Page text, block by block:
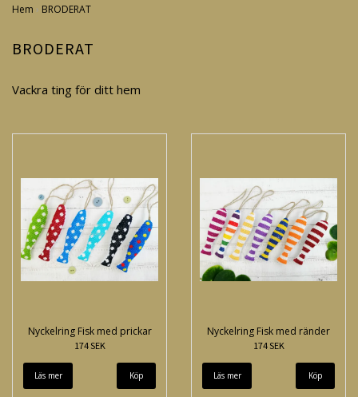
Hem › BRODERAT
BRODERAT
Vackra ting för ditt hem
Nyckelring Fisk med prickar
174 SEK
Läs mer Köp
Nyckelring Fisk med ränder
174 SEK
Läs mer Köp